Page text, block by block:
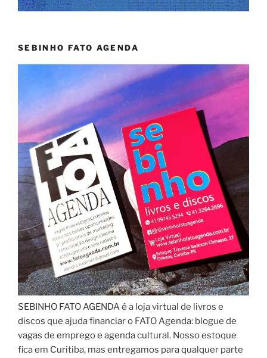
SEBINHO FATO AGENDA
SEBINHO FATO AGENDA é a loja virtual de livros e
discos que ajuda financiar o FATO Agenda: blogue de
vagas de emprego e agenda cultural. Nosso estoque
fica em Curitiba, mas entregamos para qualquer parte